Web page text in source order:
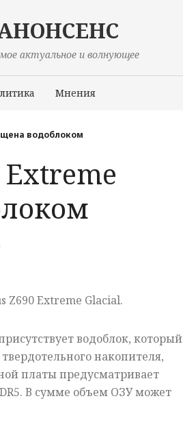
актуальное и волнующее
Мнения
Происшествия
водоблоком
Extreme
Z690 Extreme Glacial.
водоблок, который
накопителя,
платы предусматривает
В сумме объем ОЗУ может